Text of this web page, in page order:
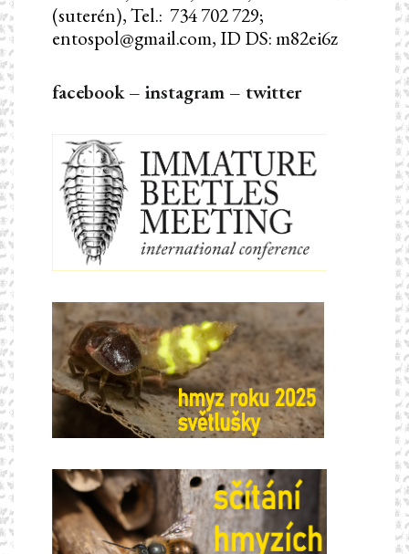
(suterén), Tel.: 734 702 729;
entospol@gmail.com, ID DS: m82ei6z
facebook– instagram – twitter